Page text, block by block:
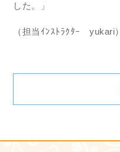
した。」
（担当ｲﾝｽﾄﾗｸﾀｰ yukari）